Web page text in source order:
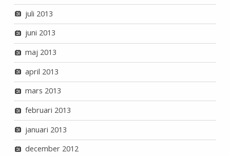
juli 2013
juni 2013
maj 2013
april 2013
mars 2013
februari 2013
januari 2013
december 2012